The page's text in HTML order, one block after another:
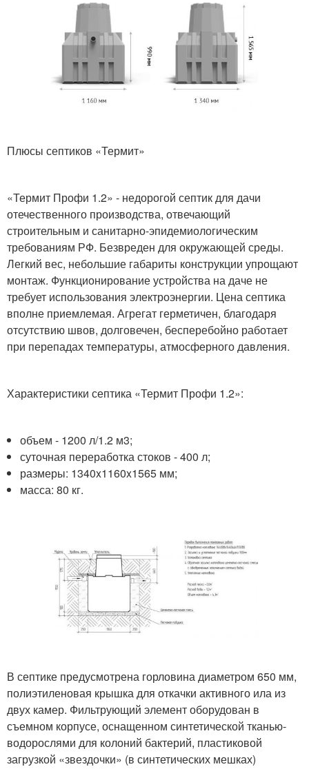
Плюсы септиков «Термит»
«Термит Профи 1.2» - недорогой септик для дачи
отечественного производства, отвечающий
строительным и санитарно-эпидемиологическим
требованиям РФ. Безвреден для окружающей среды.
Легкий вес, небольшие габариты конструкции упрощают
монтаж. Функционирование устройства на даче не
требует использования электроэнергии. Цена септика
вполне приемлемая. Агрегат герметичен, благодаря
отсутствию швов, долговечен, бесперебойно работает
при перепадах температуры, атмосферного давления.
Характеристики септика «Термит Профи 1.2»:
объем - 1200 л/1.2 м3;
суточная переработка стоков - 400 л;
размеры: 1340x1160x1565 мм;
масса: 80 кг.
В септике предусмотрена горловина диаметром 650 мм,
полиэтиленовая крышка для откачки активного ила из
двух камер. Фильтрующий элемент оборудован в
съемном корпусе, оснащенном синтетической тканью-
водорослями для колоний бактерий, пластиковой
загрузкой «звездочки» (в синтетических мешках)